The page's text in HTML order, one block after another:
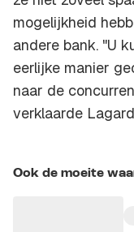
mogelijkheid
andere bank. "U
eerlijke manier
naar de
verklaarde
Ook de moeite